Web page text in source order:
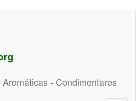
- Condimentares